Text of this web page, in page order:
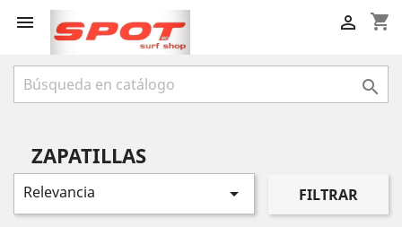
 shopping_cart


ZAPATILLAS
Relevancia  FILTRAR